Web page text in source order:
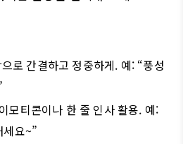
로 간결하고 정중하게. 예: “풍성
모티콘이나 한 줄 인사 활용. 예:
요~”